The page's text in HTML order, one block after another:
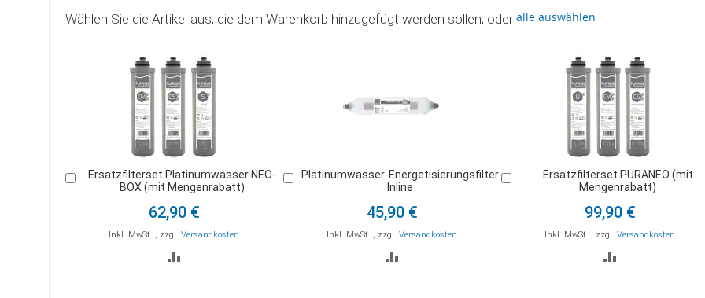
Wählen Sie die Artikel aus, die dem Warenkorb hinzugefügt werden sollen, oderalle auswählen
Ersatzfilterset Platinumwasser NEO-
BOX (mit Mengenrabatt)
62,90 €
Inkl. MwSt. , zzgl.Versandkosten
Platinumwasser-Energetisierungsfilter
Inline
45,90 €
Inkl. MwSt. , zzgl.Versandkosten
In
Ersatzfilterset PURANEO (mit
Mengenrabatt)
99,90 €
Inkl. MwSt. , zzgl.Versandkosten